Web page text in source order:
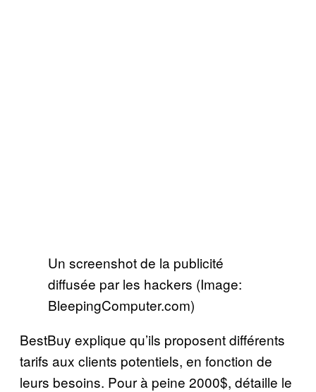
Un screenshot de la publicité
diffusée par les hackers (Image:
BleepingComputer.com)
BestBuy explique qu’ils proposent différents
tarifs aux clients potentiels, en fonction de
leurs besoins. Pour à peine 2000$, détaille le